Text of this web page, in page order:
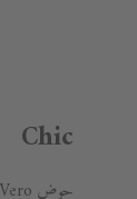
Chic